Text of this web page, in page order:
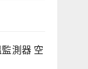
測器 空